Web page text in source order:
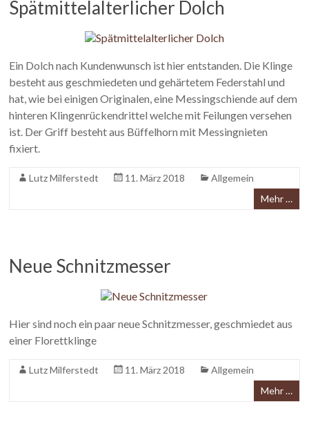
Spätmittelalterlicher Dolch
Ein Dolch nach Kundenwunsch ist hier entstanden. Die Klinge
besteht aus geschmiedeten und gehärtetem Federstahl und
hat, wie bei einigen Originalen, eine Messingschiende auf dem
hinteren Klingenrückendrittel welche mit Feilungen versehen
ist. Der Griff besteht aus Büffelhorn mit Messingnieten
fixiert.
Lutz Milferstedt 11. März 2018
Allgemein
Mehr …
Neue Schnitzmesser
Hier sind noch ein paar neue Schnitzmesser, geschmiedet aus
einer Florettklinge
Lutz Milferstedt 11. März 2018
Allgemein
Mehr …